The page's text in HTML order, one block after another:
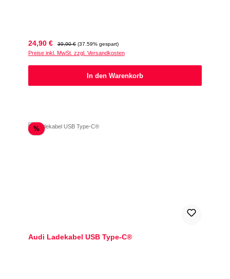
Verkaufspreis:
24,90 € Regulärer Preis:
39,90 € (37.59% gespart)
Preise inkl. MwSt. zzgl. Versandkosten
In den Warenkorb
%Rabatt
Audi Ladekabel USB Type-C®